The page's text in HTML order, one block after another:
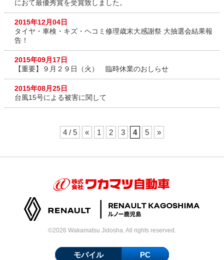
におて最優秀賞を受賞致しました。
2015年12月04日
タイヤ・車検・キズ・ヘコミ修理歳末大感謝祭 大抽選会結果報
告！
2015年09月17日
【重要】９月２９日（火） 臨時休業のおしらせ
2015年08月25日
台風15号による被害に関して
4 / 5 « 1 2 3 4 5 »
©2026 Wakamatsu Jidosha. All rights reserved.
モバイル PC